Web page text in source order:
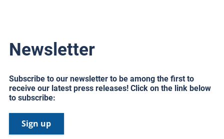
Newsletter
Subscribe to our newsletter to be among the first to
receive our latest press releases! Click on the link below
to subscribe:
Sign up